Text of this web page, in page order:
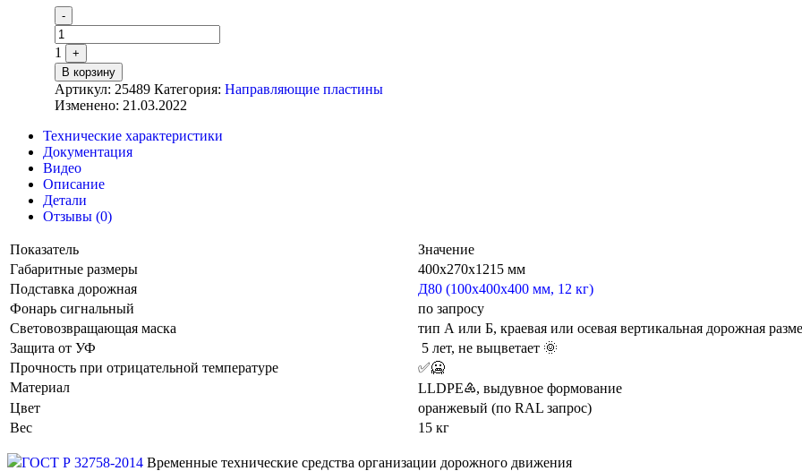
Quantity
-
1
+
В корзину
Артикул: 25489 Категория:Направляющие пластины
Изменено: 21.03.2022
Технические характеристики
Документация
Видео
Описание
Детали
Отзывы (0)
Показатель
Значение
Габаритные размеры
400х270х1215 мм
Подставка дорожная
Д80 (100х400х400 мм, 12 кг)
Фонарь сигнальный
по запросу
Световозвращающая маска
тип А или Б, краевая или осевая вертикальная дорожная
Защита от УФ
5 лет, не выцветает 🌞
Прочность при отрицательной температуре
✅🥶
Материал
LLDPE♶, выдувное формование
Цвет
оранжевый (по RAL запрос)
Вес
15 кг
ГОСТ Р 32758-2014 Временные технические средства организации дорожного движения